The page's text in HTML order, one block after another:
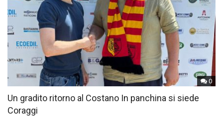
0
Un gradito ritorno al Costano In panchina si siede
Coraggi